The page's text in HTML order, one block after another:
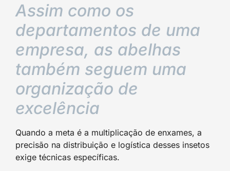
Assim como os
departamentos de uma
empresa, as abelhas
também seguem uma
organização de
excelência
Quando a meta é a multiplicação de enxames, a
precisão na distribuição e logística desses insetos
exige técnicas específicas.